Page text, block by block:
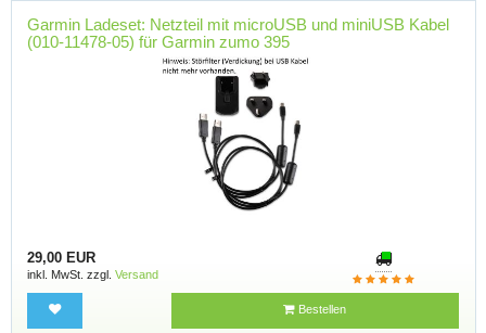
Garmin Ladeset: Netzteil mit microUSB und miniUSB Kabel
(010-11478-05) für Garmin zumo 395
29,00 EUR
inkl. MwSt. zzgl. Versand
Bestellen